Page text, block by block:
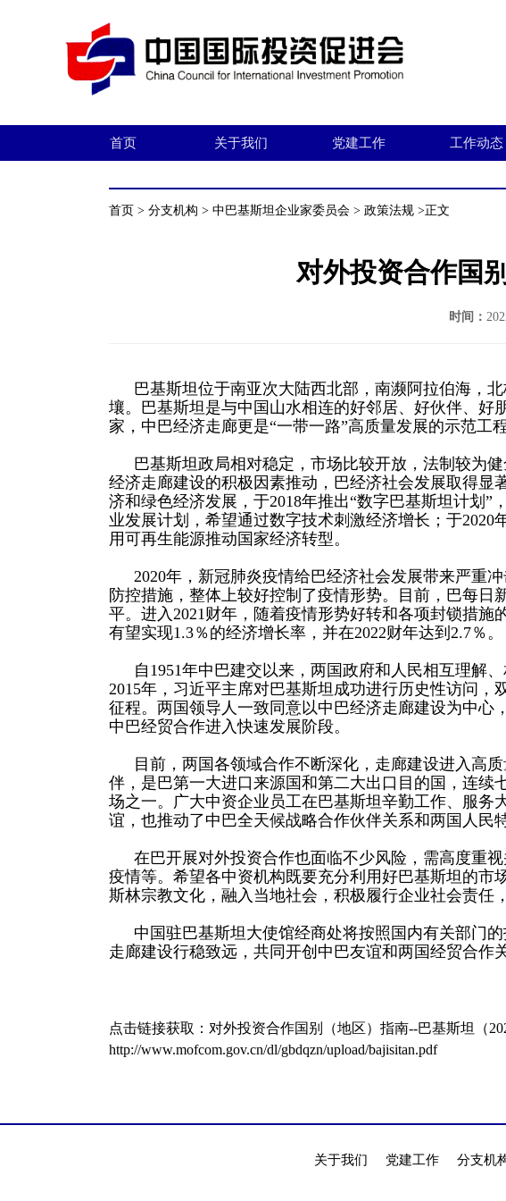
首页 关于我们 党建工作 工作动态
首页 > 分支机构 > 中巴基斯坦企业家委员会 > 政策法规 >正文
对外投资合作国
时间：
巴基斯坦位于南亚次大陆西北部，南濒阿拉伯海，
壤。巴基斯坦是与中国山水相连的好邻居、好伙伴、好
家，中巴经济走廊更是“一带一路”高质量发展的示范工程
巴基斯坦政局相对稳定，市场比较开放，法制较为
经济走廊建设的积极因素推动，巴经济社会发展取得
济和绿色经济发展，于2018年推出“数字巴基斯坦计划
业发展计划，希望通过数字技术刺激经济增长；于2020
用可再生能源推动国家经济转型。
2020年，新冠肺炎疫情给巴经济社会发展带来严重
防控措施，整体上较好控制了疫情形势。目前，巴每日
平。进入2021财年，随着疫情形势好转和各项封锁措
有望实现1.3％的经济增长率，并在2022财年达到2.7％。
自1951年中巴建交以来，两国政府和人民相互理解
2015年，习近平主席对巴基斯坦成功进行历史性访问
征程。两国领导人一致同意以中巴经济走廊建设为中心
中巴经贸合作进入快速发展阶段。
目前，两国各领域合作不断深化，走廊建设进入高
伴，是巴第一大进口来源国和第二大出口目的国，连
场之一。广大中资企业员工在巴基斯坦辛勤工作、服
谊，也推动了中巴全天候战略合作伙伴关系和两国人民
在巴开展对外投资合作也面临不少风险，需高度重
疫情等。希望各中资机构既要充分利用好巴基斯坦的
斯林宗教文化，融入当地社会，积极履行企业社会责任
中国驻巴基斯坦大使馆经商处将按照国内有关部门
走廊建设行稳致远，共同开创中巴友谊和两国经贸合作
点击链接获取：对外投资合作国别（地区）指南--巴基斯坦（
http://www.mofcom.gov.cn/dl/gbdqzn/upload/bajisitan.pdf
关于我们 党建工作 分支机